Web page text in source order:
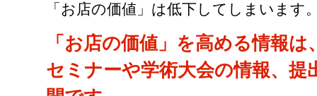
「お店の価値」は低下してしまいます
「お店の価値」を高める情報は
セミナーや学術大会の情報、提